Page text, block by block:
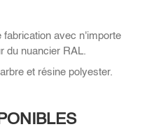
fabrication avec n'importe
du nuancier RAL.
et résine polyester.